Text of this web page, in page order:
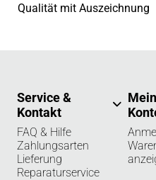
Qualität mit Auszeichnung
Service &
Kontakt
FAQ & Hilfe
Zahlungsarten
Lieferung
Reparaturservice
Mein